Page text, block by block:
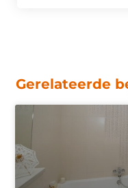
Gerelateerde